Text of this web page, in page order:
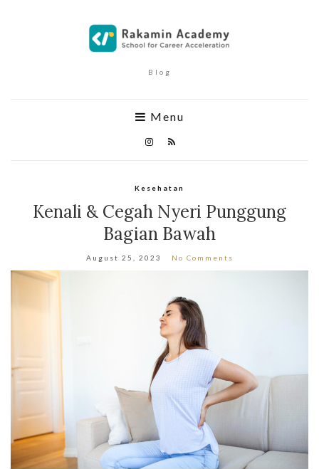
Blog
Menu
Kesehatan
Kenali & Cegah Nyeri Punggung
Bagian Bawah
August 25, 2023 No Comments